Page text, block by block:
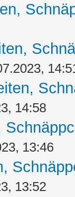
14:58
13:46
13:52